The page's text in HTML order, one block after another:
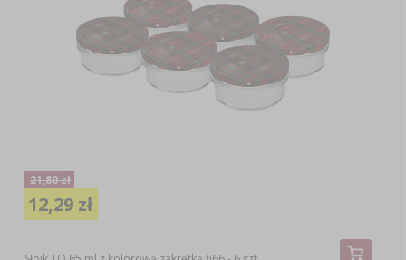
21,80 zł
12,29 zł